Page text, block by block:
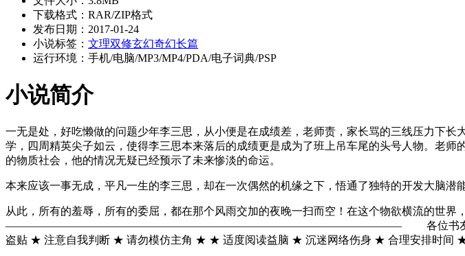
下载格式：RAR/ZIP格式
发布日期：2017-01-24
小说标签： 文理双修玄幻奇幻长篇
运行环境：手机/电脑/MP3/MP4/PDA/电子词典/PSP
小说简介
一无是处，好吃懒做的问题少年李三思，从小便是在成绩差，老师责，家长骂的三线压力下
学，四周精英尖子如云，使得李三思本来落后的成绩更是成为了班上吊车尾的头号人物。老
的物质社会，他的情况无疑已经预示了未来惨淡的命运。
本来应该一事无成，平凡一生的李三思，却在一次偶然的机缘之下，悟通了独特的开发大
从此，所有的羞辱，所有的委屈，都在那个风雨交加的夜晚一扫而空！在这个物欲横流的
———————————————————————————————————— 各位书友大大们如果想找
盗贴 ★ 注意自我判断 ★ 请勿模仿主角 ★ ★ 适度阅读益脑 ★ 沉迷网络伤身 ★ 合理安排时间